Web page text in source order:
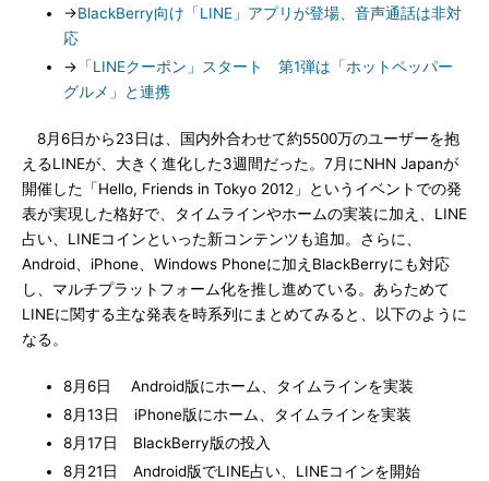
→BlackBerry向け「LINE」アプリが登場、音声通話は非対
応
→ 「LINEクーポン」スタート 第1弾は「ホットペッパー
グルメ」と連携
8月6日から23日は、国内外合わせて約5500万のユーザーを抱
えるLINEが、大きく進化した3週間だった。7月にNHN Japanが
開催した「Hello, Friends in Tokyo 2012」というイベントでの発
表が実現した格好で、タイムラインやホームの実装に加え、LINE
占い、LINEコインといった新コンテンツも追加。さらに、
Android、iPhone、Windows Phoneに加えBlackBerryにも対応
し、マルチプラットフォーム化を推し進めている。あらためて
LINEに関する主な発表を時系列にまとめてみると、以下のように
なる。
8月6日 Android版にホーム、タイムラインを実装
8月13日 iPhone版にホーム、タイムラインを実装
8月17日 BlackBerry版の投入
8月21日 Android版でLINE占い、LINEコインを開始